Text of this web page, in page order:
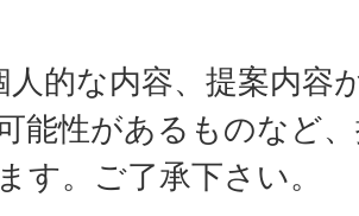
人的な内容、提案内容
能性があるものなど
す。ご了承下さい。